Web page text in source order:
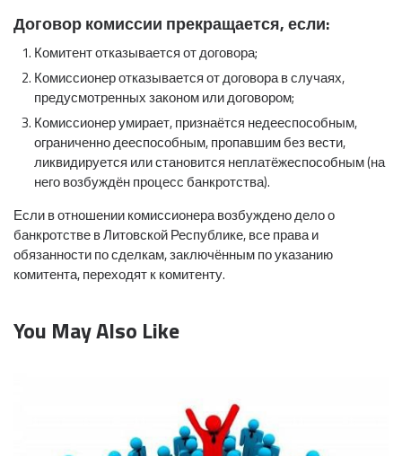
Договор комиссии прекращается, если:
Комитент отказывается от договора;
Комиссионер отказывается от договора в случаях,
предусмотренных законом или договором;
Комиссионер умирает, признаётся недееспособным,
ограниченно дееспособным, пропавшим без вести,
ликвидируется или становится неплатёжеспособным (на
него возбуждён процесс банкротства).
Если в отношении комиссионера возбуждено дело о
банкротстве в Литовской Республике, все права и
обязанности по сделкам, заключённым по указанию
комитента, переходят к комитенту.
You May Also Like